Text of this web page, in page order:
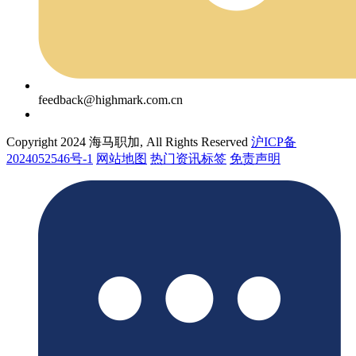
feedback@highmark.com.cn
Copyright 2024 海马职加, All Rights Reserved 沪ICP备
2024052546号-1 网站地图 热门资讯标签 免责声明